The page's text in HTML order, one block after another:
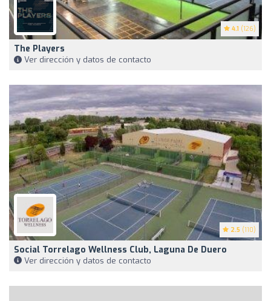
4.1 (126)
The Players
Ver dirección y datos de contacto
2.5 (110)
Social Torrelago Wellness Club, Laguna De Duero
Ver dirección y datos de contacto